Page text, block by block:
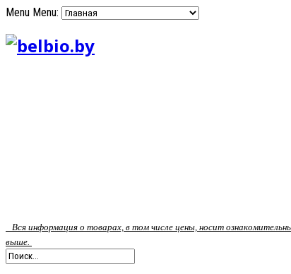
Menu Menu:
Вся информация о товарах, в том числе цены, носит
выше.